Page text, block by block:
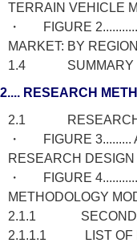
TERRAIN VEHICLE
・ FIGURE
MARKET: BY REGION
1.4 SUMMARY
2.... RESEARCH
2.1 RESEARCH
・ FIGURE 3.........
RESEARCH DESIGN
・ FIGURE
METHODOLOGY
2.1.1
2.1.1.1 LIST OF